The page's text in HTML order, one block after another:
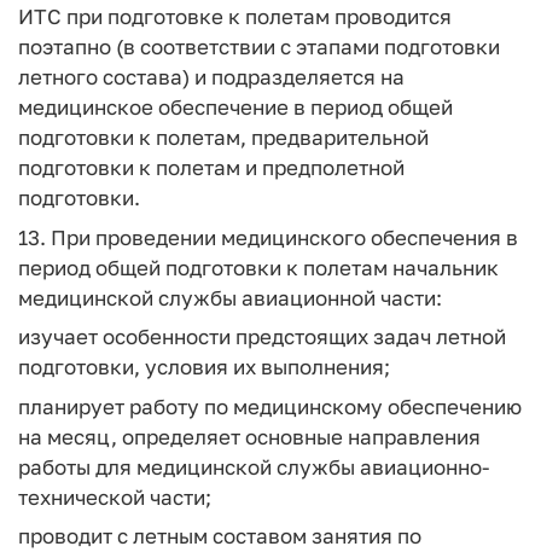
ИТС при подготовке к полетам проводится
поэтапно (в соответствии с этапами подготовки
летного состава) и подразделяется на
медицинское обеспечение в период общей
подготовки к полетам, предварительной
подготовки к полетам и предполетной
подготовки.
13. При проведении медицинского обеспечения в
период общей подготовки к полетам начальник
медицинской службы авиационной части:
изучает особенности предстоящих задач летной
подготовки, условия их выполнения;
планирует работу по медицинскому обеспечению
на месяц, определяет основные направления
работы для медицинской службы авиационно-
технической части;
проводит с летным составом занятия по